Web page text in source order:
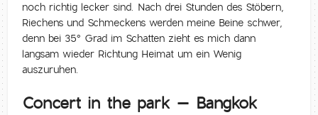
noch richtig lecker sind. Nach drei Stunden des Stöbern,
Riechens und Schmeckens werden meine Beine schwer,
denn bei 35° Grad im Schatten zieht es mich dann
langsam wieder Richtung Heimat um ein Wenig
auszuruhen.
Concert in the park – Bangkok